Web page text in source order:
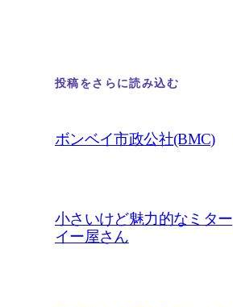
投稿をさらに読み込む
ボンベイ市政公社(BMC)
小さいけど魅力的なミター
イー屋さん